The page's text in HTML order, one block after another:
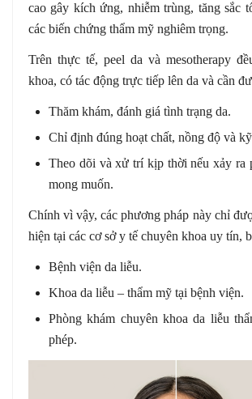
cao gây kích ứng, nhiễm trùng, tăng sắc
các biến chứng thẩm mỹ nghiêm trọng.
Trên thực tế, peel da và mesotherapy
khoa, có tác động trực tiếp lên da và cần
Thăm khám, đánh giá tình trạng da.
Chỉ định đúng hoạt chất, nồng độ và
Theo dõi và xử trí kịp thời nếu xảy ra
mong muốn.
Chính vì vậy, các phương pháp này chỉ
hiện tại các cơ sở y tế chuyên khoa uy tín,
Bệnh viện da liễu.
Khoa da liễu – thẩm mỹ tại bệnh viện.
Phòng khám chuyên khoa da liễu
phép.